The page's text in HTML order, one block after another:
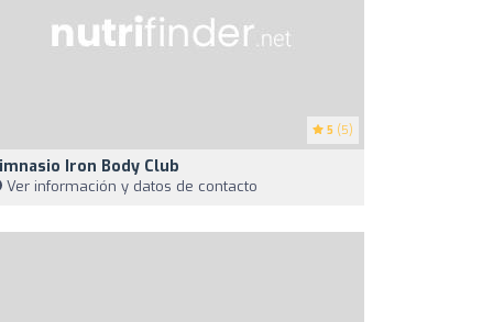
5 (5)
Iron Body Club
Ver información y datos de contacto